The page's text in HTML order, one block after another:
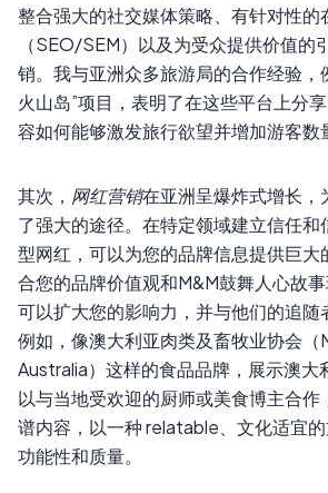
整合强大的社交媒体策略、有针对性的
（SEO/SEM）以及为受众提供价值的
销。我与亚洲众多旅游局的合作经验
火山岛”项目，表明了在这些平台上分
容如何能够激发旅行欲望并增加游客数
其次， 网红营销在亚洲呈爆炸式增长，
了强大的途径。在特定领域建立信任和
型网红，可以为您的品牌信息提供巨大
合您的品牌价值观和M&M鼓舞人心故事
可以扩大您的影响力，并与他们的追随
例如，像澳大利亚肉类及畜牧业协会
Australia）这样的食品品牌，展示澳大
以与当地受欢迎的厨师或美食博主合作
谱内容，以一种 relatable、文化适宜
功能性和质量。